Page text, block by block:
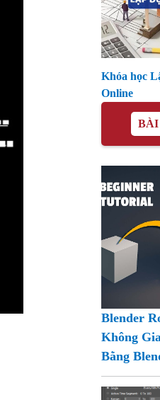
Khóa học
Online
BÀI
Blender
Không
Bằng